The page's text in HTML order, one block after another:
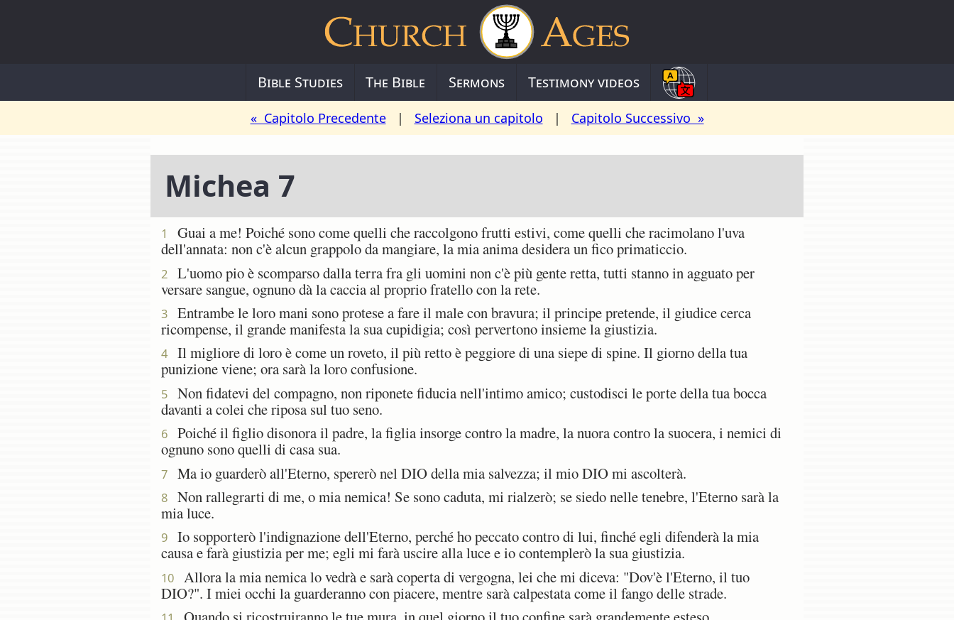
Bible Studies The Bible Sermons Testimony videos
« Capitolo Precedente| Seleziona un capitolo | Capitolo Successivo »
Michea 7
1
Guai a me! Poiché sono come quelli che raccolgono frutti estivi, come quelli che racimolano l'uva
dell'annata: non c'è alcun grappolo da mangiare, la mia anima desidera un fico primaticcio.
2
L'uomo pio è scomparso dalla terra fra gli uomini non c'è più gente retta, tutti stanno in agguato per
versare sangue, ognuno dà la caccia al proprio fratello con la rete.
3
Entrambe le loro mani sono protese a fare il male con bravura; il principe pretende, il giudice cerca
ricompense, il grande manifesta la sua cupidigia; così pervertono insieme la giustizia.
4
Il migliore di loro è come un roveto, il più retto è peggiore di una siepe di spine. Il giorno della tua
punizione viene; ora sarà la loro confusione.
5
Non fidatevi del compagno, non riponete fiducia nell'intimo amico; custodisci le porte della tua bocca
davanti a colei che riposa sul tuo seno.
6
Poiché il figlio disonora il padre, la figlia insorge contro la madre, la nuora contro la suocera, i nemici di
ognuno sono quelli di casa sua.
7 Ma io guarderò all'Eterno, spererò nel DIO della mia salvezza; il mio DIO mi ascolterà.
8
Non rallegrarti di me, o mia nemica! Se sono caduta, mi rialzerò; se siedo nelle tenebre, l'Eterno sarà la
mia luce.
9
Io sopporterò l'indignazione dell'Eterno, perché ho peccato contro di lui, finché egli difenderà la mia
causa e farà giustizia per me; egli mi farà uscire alla luce e io contemplerò la sua giustizia.
10
Allora la mia nemica lo vedrà e sarà coperta di vergogna, lei che mi diceva: "Dov'è l'Eterno, il tuo
DIO?". I miei occhi la guarderanno con piacere, mentre sarà calpestata come il fango delle strade.